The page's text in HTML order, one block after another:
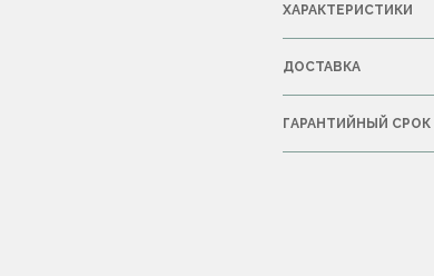
ХАРАКТЕРИСТИКИ
ДОСТАВКА
ГАРАНТИЙНЫЙ СРОК